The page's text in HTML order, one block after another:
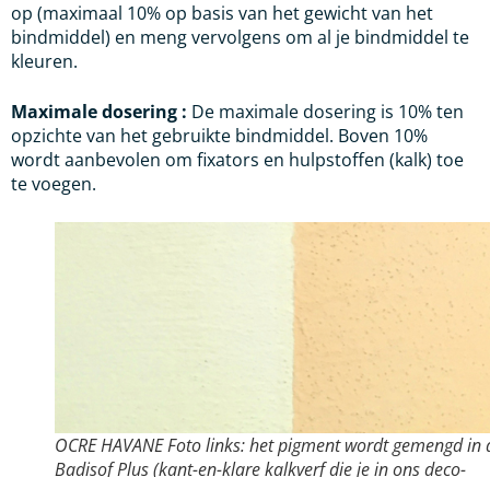
op (maximaal 10% op basis van het gewicht van het
bindmiddel) en meng vervolgens om al je bindmiddel te
kleuren.
Maximale dosering : De maximale dosering is 10% ten
opzichte van het gebruikte bindmiddel. Boven 10%
wordt aanbevolen om fixators en hulpstoffen (kalk) toe
te voegen.
OCRE HAVANE Foto links: het pigment wordt gemengd in
Badisof Plus (kant-en-klare kalkverf die je in ons deco-